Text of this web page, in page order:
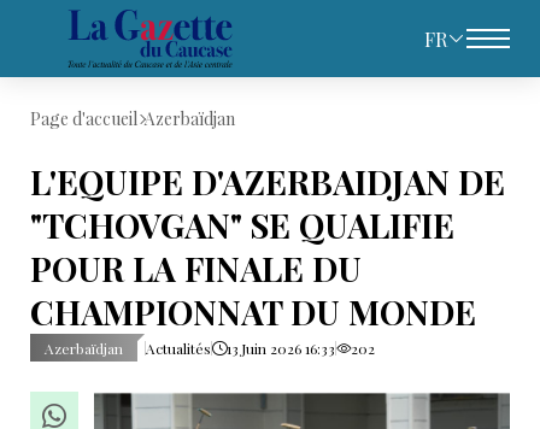
FR
Page d'accueil Azerbaïdjan
L'EQUIPE D'AZERBAIDJAN DE
"TCHOVGAN" SE QUALIFIE
POUR LA FINALE DU
CHAMPIONNAT DU MONDE
Azerbaïdjan Actualités 13 Juin 2026 16:33 202